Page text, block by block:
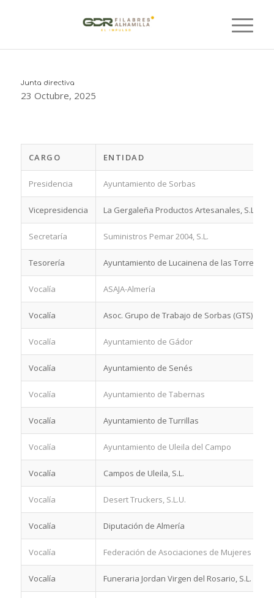
Junta directiva
23 Octubre, 2025
CARGO ENTIDAD
Presidencia Ayuntamiento de Sorbas
Vicepresidencia La Gergaleña Productos Artesanales, S.L.
Secretaría Suministros Pemar 2004, S.L.
Tesorería Ayuntamiento de Lucainena de las Torres
Vocalía ASAJA-Almería
Vocalía Asoc. Grupo de Trabajo de Sorbas (GTS)
Vocalía Ayuntamiento de Gádor
Vocalía Ayuntamiento de Senés
Vocalía Ayuntamiento de Tabernas
Vocalía Ayuntamiento de Turrillas
Vocalía Ayuntamiento de Uleila del Campo
Vocalía Campos de Uleila, S.L.
Vocalía Desert Truckers, S.L.U.
Vocalía Diputación de Almería
Vocalía Federación de Asociaciones de Mujeres
Vocalía Funeraria Jordan Virgen del Rosario, S.L.